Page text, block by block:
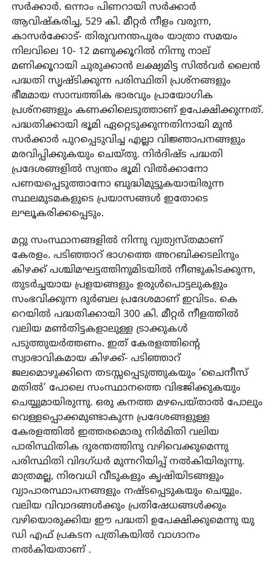
സർക്കാർ. ഒന്നാം പിണറായി സർക്കാർ
ആവിഷ്‌കരിച്ച, 529 കി. മീറ്റർ നീളം വരുന്ന,
കാസർക്കോട്- തിരുവനന്തപുരം യാത്രാ സമയം
നിലവിലെ 10- 12 മണുക്കൂറിൽ നിന്നു നാല്
മണിക്കൂറായി ചുരുക്കാൻ ലക്ഷ്യമിട്ട സിൽവർ ലൈൻ
പദ്ധതി സൃഷ്ടിക്കുന്ന പരിസ്ഥിതി പ്രശ്‌നങ്ങളും
ഭീമമായ സാമ്പത്തിക ഭാരവും പ്രായോഗിക
പ്രശ്‌നങ്ങളും കണക്കിലെടുത്താണ് ഉപേക്ഷിക്കുന്നത്.
പദ്ധതിക്കായി ഭൂമി ഏറ്റെടുക്കുന്നതിനായി മുൻ
സർക്കാർ പുറപ്പെടുവിച്ച എല്ലാ വിജ്ഞാപനങ്ങളും
മരവിപ്പിക്കുകയും ചെയ്തു. നിർദിഷ്ട പദ്ധതി
പ്രദേശങ്ങളിൽ സ്വന്തം ഭൂമി വിൽക്കാനോ
പണയപ്പെടുത്താനോ ബുദ്ധിമുട്ടുകയായിരുന്ന
സ്ഥലമുടമകളുടെ പ്രയാസങ്ങൾ ഇതോടെ
ലഘൂകരിക്കപ്പെടും.
മറ്റു സംസ്ഥാനങ്ങളിൽ നിന്നു വ്യത്യസ്തമാണ്
കേരളം. പടിഞ്ഞാറ് ഭാഗത്തെ അറബിക്കടലിനും
കിഴക്ക് പശ്ചിമഘട്ടത്തിനുമിടയിൽ നീണ്ടുകിടക്കുന്ന,
തുടർച്ചയായ പ്രളയങ്ങളും ഉരുൾപൊട്ടലുകളും
സംഭവിക്കുന്ന ദുർബല പ്രദേശമാണ് ഇവിടം. കെ
റെയിൽ പദ്ധതിക്കായി 300 കി. മീറ്റർ നീളത്തിൽ
വലിയ മൺതിട്ടകളാലുള്ള ട്രാക്കുകൾ
പടുത്തുയർത്തണം. ഇത് കേരളത്തിന്റെ
സ്വാഭാവികമായ കിഴക്ക്- പടിഞ്ഞാറ്
ജലമൊഴുക്കിനെ തടസ്സപ്പെടുത്തുകയും ‘ചൈനീസ്
മതിൽ’ പോലെ സംസ്ഥാനത്തെ വിഭജിക്കുകയും
ചെയ്യുമായിരുന്നു. ഒരു കനത്ത മഴപെയ്താൽ പോലും
വെള്ളപ്പൊക്കമുണ്ടാകുന്ന പ്രദേശങ്ങളുള്ള
കേരളത്തിൽ ഇത്തരമൊരു നിർമിതി വലിയ
പാരിസ്ഥിതിക ദുരന്തത്തിനു വഴിവെക്കുമെന്നു
പരിസ്ഥിതി വിദഗ്ധർ മുന്നറിയിപ്പ് നൽകിയിരുന്നു.
മാത്രമല്ല, നിരവധി വീടുകളും കൃഷിയിടങ്ങളും
വ്യാപാരസ്ഥാപനങ്ങളും നഷ്ടപ്പെടുകയും ചെയ്യും.
വലിയ വിവാദങ്ങൾക്കും പ്രതിഷേധങ്ങൾക്കും
വഴിയൊരുക്കിയ ഈ പദ്ധതി ഉപേക്ഷിക്കുമെന്നു യു
ഡി എഫ് പ്രകടന പത്രികയിൽ വാഗ്ദാനം
നൽകിയതാണ് .